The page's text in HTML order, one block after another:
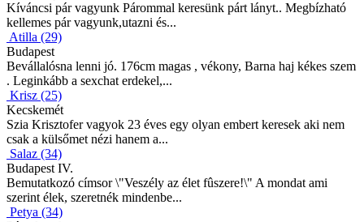
Kíváncsi pár vagyunk Párommal keresünk párt lányt.. Megbízható
kellemes pár vagyunk,utazni és...
Atilla (29)
Budapest
Bevállalósna lenni jó. 176cm magas , vékony, Barna haj kékes szem
. Leginkább a sexchat erdekel,...
Krisz (25)
Kecskemét
Szia Krisztofer vagyok 23 éves egy olyan embert keresek aki nem
csak a külsőmet nézi hanem a...
Salaz (34)
Budapest IV.
Bemutatkozó címsor \"Veszély az élet fûszere!\" A mondat ami
szerint élek, szeretnék mindenbe...
Petya (34)